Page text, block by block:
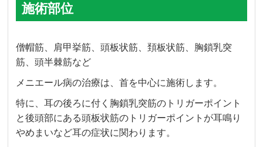
施術部位
僧帽筋、肩甲挙筋、頭板状筋、頚板状筋、胸鎖乳突
筋、頭半棘筋など
メニエール病の治療は、首を中心に施術します。
特に、耳の後ろに付く胸鎖乳突筋のトリガーポイント
と後頭部にある頭板状筋のトリガーポイントが耳鳴り
やめまいなど耳の症状に関わります。